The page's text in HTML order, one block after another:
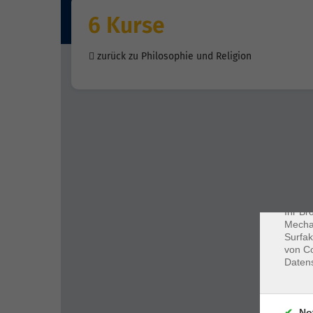
6 Kurse
zurück zu Philosophie und Religion
Ihr
von